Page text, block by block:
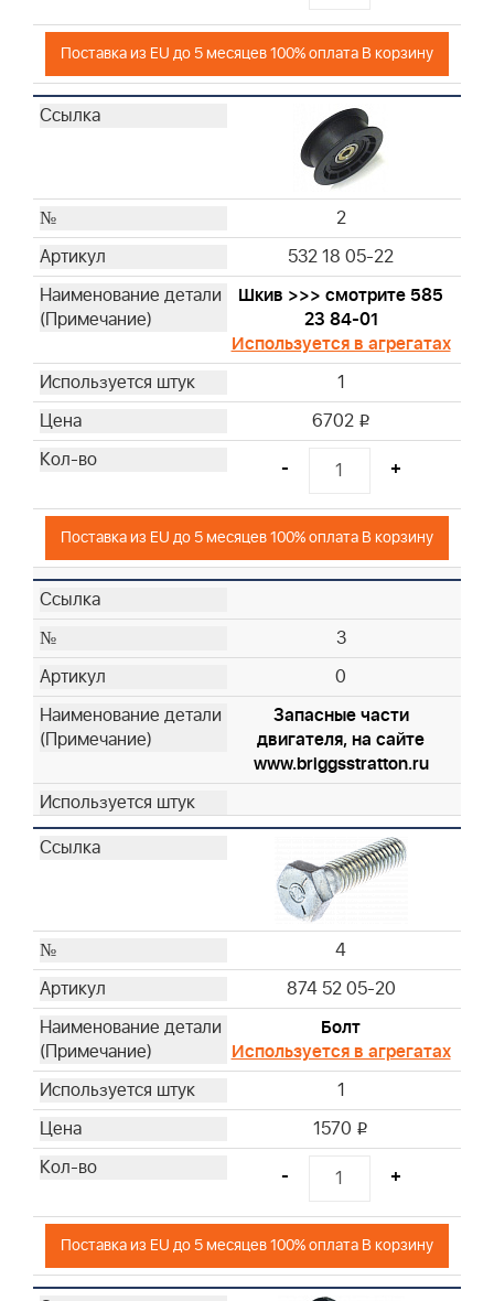
35
36
37
42
45
47
48
49
53
55
56
Поставка из EU до 5 месяцев 100% оплата В корзину
2
532 18 05-22
Шкив >>> смотрите 585
23 84-01
Используется в агрегатах
1
6702 i
- +
Поставка из EU до 5 месяцев 100% оплата В корзину
3
0
Запасные части
двигателя, на сайте
www.briggsstratton.ru
4
874 52 05-20
Болт
Используется в агрегатах
1
1570 i
- +
Поставка из EU до 5 месяцев 100% оплата В корзину